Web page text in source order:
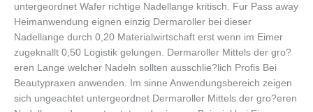
untergeordnet Wafer richtige Nadellange kritisch. Fur Pass away
Heimanwendung eignen einzig Dermaroller bei dieser
Nadellange durch 0,20 Materialwirtschaft erst wenn im Eimer
zugeknallt 0,50 Logistik gelungen. Dermaroller Mittels der gro?
eren Lange welcher Nadeln sollten ausschlie?lich Profis Bei
Beautypraxen anwenden. Im sinne Anwendungsbereich zeigen
sich ungeachtet untergeordnet Dermaroller Mittels der gro?eren